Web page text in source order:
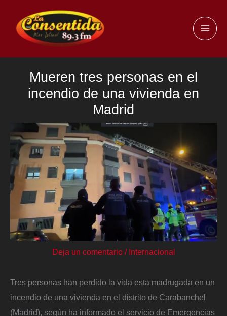
contenido
Mueren tres personas en el
incendio de una vivienda en
Madrid
Deja un comentario / Internacional
Tres personas han perdido la vida esta madrugada en un
incendio de una vivienda en el distrito de Carabanchel
(Madrid), según ha informado el servicio de Emergencias